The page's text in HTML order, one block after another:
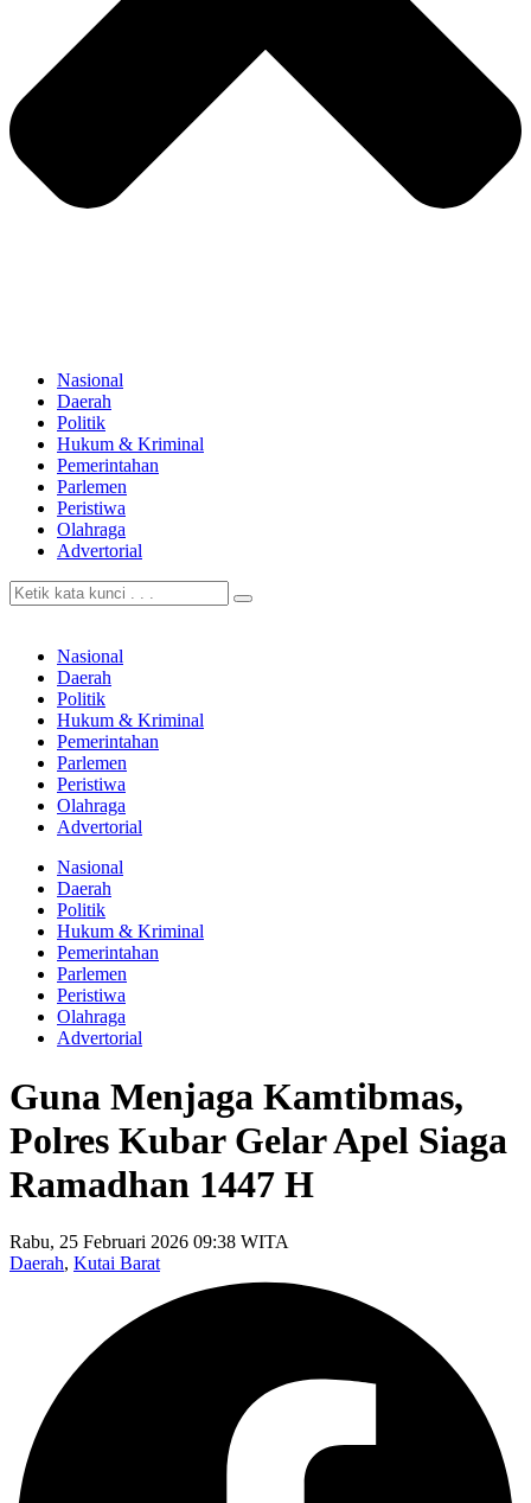
Nasional
Daerah
Politik
Hukum & Kriminal
Pemerintahan
Parlemen
Peristiwa
Olahraga
Advertorial
Nasional
Daerah
Politik
Hukum & Kriminal
Pemerintahan
Parlemen
Peristiwa
Olahraga
Advertorial
Nasional
Daerah
Politik
Hukum & Kriminal
Pemerintahan
Parlemen
Peristiwa
Olahraga
Advertorial
Guna Menjaga Kamtibmas,
Polres Kubar Gelar Apel Siaga
Ramadhan 1447 H
Rabu, 25 Februari 2026 09:38 WITA
Daerah, Kutai Barat